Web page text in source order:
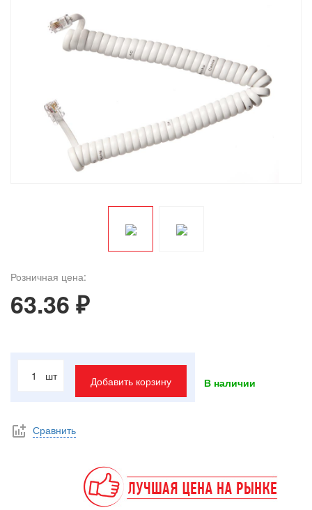
Розничная цена:
63.36 ₽
шт Добавить корзину В наличии
Сравнить